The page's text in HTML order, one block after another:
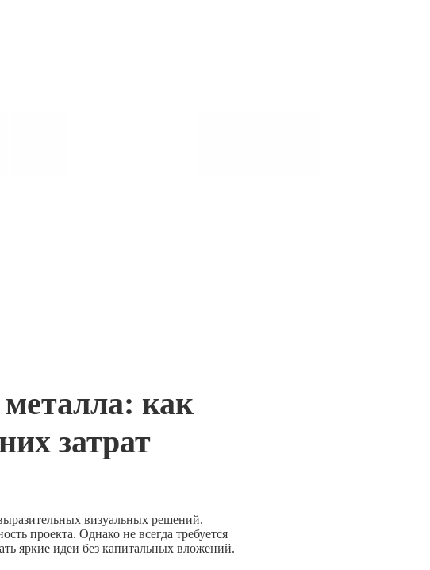
как
затрат
визуальных решений.
проекта. Однако не всегда требуется
яркие идеи без капитальных вложений.